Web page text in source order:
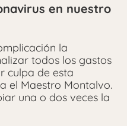
en nuestro
la
todos los gastos
culpa de esta
el Maestro Montalvo.
una o dos veces la